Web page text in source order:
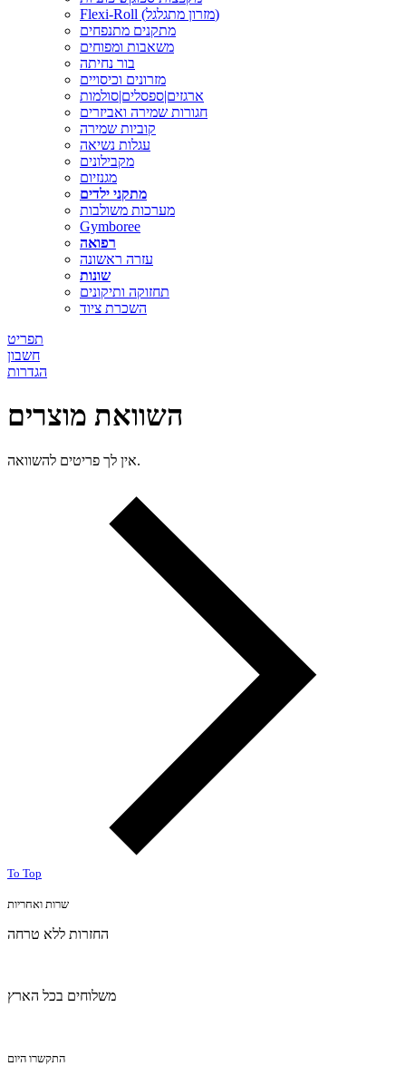
Flexi-Roll (מזרון מתגלגל)
מתקנים מתנפחים
משאבות ומפוחים
בור נחיתה
מזרונים וכיסויים
ארגזים|ספסלים|סולמות
חגורות שמירה ואביזרים
קוביות שמירה
עגלות נשיאה
מקבילונים
מגנזיום
מתקני ילדים
מערכות משולבות
Gymboree
רפואה
עזרה ראשונה
שונות
תחזוקה ותיקונים
השכרת ציוד
תפריט
חשבון
הגדרות
השוואת מוצרים
אין לך פריטים להשוואה.
To Top
שרות ואחריות
החזרות ללא טרחה
משלוחים בכל הארץ
התקשרו היום